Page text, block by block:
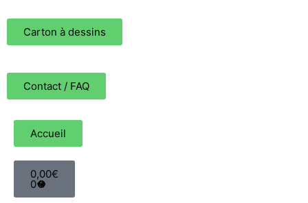
Carton à dessins
Contact / FAQ
Accueil
0,00€
0